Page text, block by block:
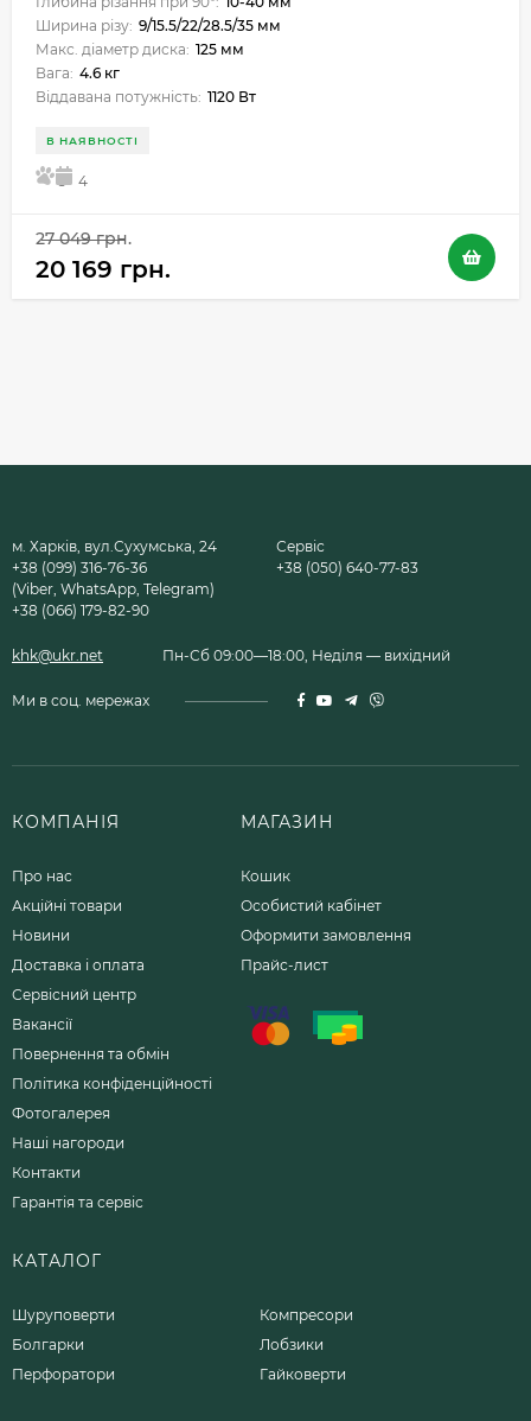
Ширина різу: 9/15.5/22/28.5/35 мм
Макс. діаметр диска: 125 мм
Вага: 4.6 кг
Віддавана потужність: 1120 Вт
В НАЯВНОСТІ
5 4
27 049 грн.
20 169 грн.
м. Харків, вул.Сухумська, 24
+38 (099) 316-76-36
(Viber, WhatsApp, Telegram)
+38 (066) 179-82-90
Сервіс
+38 (050) 640-77-83
khk@ukr.net Пн-Сб 09:00—18:00, Неділя — вихідний
Ми в соц. мережах
КОМПАНІЯ
Про нас
Акційні товари
Новини
Доставка і оплата
Сервісний центр
Вакансії
Повернення та обмін
Політика конфіденційності
Фотогалерея
Наші нагороди
Контакти
Гарантія та сервіс
МАГАЗИН
Кошик
Особистий кабінет
Оформити замовлення
Прайс-лист
КАТАЛОГ
Шуруповерти
Болгарки
Перфоратори
Компресори
Лобзики
Гайковерти